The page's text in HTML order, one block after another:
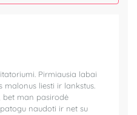
Pirmiausia labai
liesti ir lankstus.
bet man pasirodė
naudoti ir net su